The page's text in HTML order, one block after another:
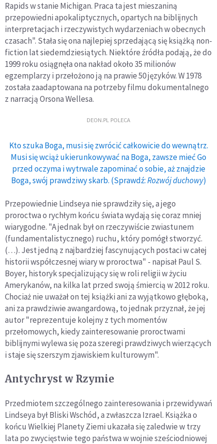
Rapids w stanie Michigan. Praca ta jest mieszaniną
przepowiedni apokaliptycznych, opartych na biblijnych
interpretacjach i rzeczywistych wydarzeniach w obecnych
czasach". Stała się ona najlepiej sprzedającą się książką non-
fiction lat siedemdziesiątych. Niektóre źródła podają, że do
1999 roku osiągnęła ona nakład około 35 milionów
egzemplarzy i przełożono ją na prawie 50 języków. W 1978
została zaadaptowana na potrzeby filmu dokumentalnego
z narracją Orsona Wellesa.
DEON.PL POLECA
Kto szuka Boga, musi się zwrócić całkowicie do wewnątrz.
Musi się wciąż ukierunkowywać na Boga, zawsze mieć Go
przed oczyma i wytrwale zapominać o sobie, aż znajdzie
Boga, swój prawdziwy skarb. (Sprawdź:Rozwój duchowy)
Przepowiednie Lindseya nie sprawdziły się, a jego
proroctwa o rychłym końcu świata wydają się coraz mniej
wiarygodne. "A jednak był on rzeczywiście zwiastunem
(fundamentalistycznego) ruchu, który pomógł stworzyć.
(…). Jest jedną z najbardziej fascynujących postaci w całej
historii współczesnej wiary w proroctwa" - napisał Paul S.
Boyer, historyk specjalizujący się w roli religii w życiu
Amerykanów, na kilka lat przed swoją śmiercią w 2012 roku.
Chociaż nie uważał on tej książki ani za wyjątkowo głęboką,
ani za prawdziwie awangardową, to jednak przyznał, że jej
autor "reprezentuje kolejny z tych momentów
przełomowych, kiedy zainteresowanie proroctwami
biblijnymi wylewa się poza szeregi prawdziwych wierzących
i staje się szerszym zjawiskiem kulturowym".
Antychryst w Rzymie
Przedmiotem szczególnego zainteresowania i przewidywań
Lindseya był Bliski Wschód, a zwłaszcza Izrael. Książka o
końcu Wielkiej Planety Ziemi ukazała się zaledwie w trzy
lata po zwycięstwie tego państwa w wojnie sześciodniowej